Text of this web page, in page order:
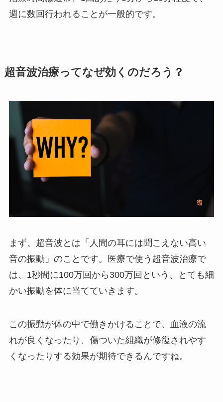
週に数回行われることが一般的です。
超音波治療ってなぜ効くのだろう？
まず、超音波とは「人間の耳には聞こえない高い
音の振動」のことです。医療で使う超音波治療で
は、1秒間に100万回から300万回という、とても細
かい振動を体に当てていきます。
この振動が体の中で働きかけることで、血液の流
れが良くなったり、傷ついた組織が修復されやす
くなったりする効果が期待できるんですね。